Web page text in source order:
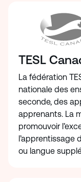
TESL
La fédération
nationale des
seconde, des
apprenants. La
promouvoir
l’apprentissage
ou langue